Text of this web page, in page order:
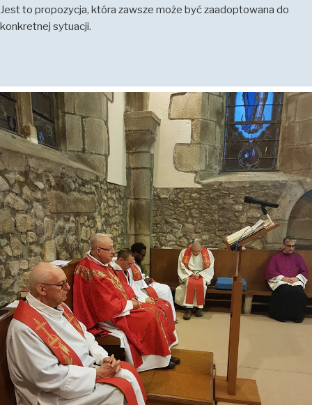
Jest to propozycja, która zawsze może być zaadoptowana do
konkretnej sytuacji.